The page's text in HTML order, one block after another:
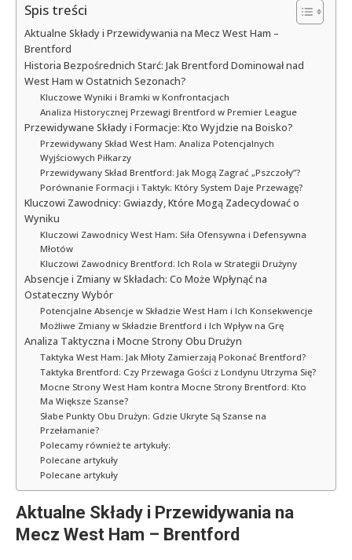
Spis treści
Aktualne Składy i Przewidywania na Mecz West Ham –
Brentford
Historia Bezpośrednich Starć: Jak Brentford Dominował nad
West Ham w Ostatnich Sezonach?
Kluczowe Wyniki i Bramki w Konfrontacjach
Analiza Historycznej Przewagi Brentford w Premier League
Przewidywane Składy i Formacje: Kto Wyjdzie na Boisko?
Przewidywany Skład West Ham: Analiza Potencjalnych
Wyjściowych Piłkarzy
Przewidywany Skład Brentford: Jak Mogą Zagrać „Pszczoły”?
Porównanie Formacji i Taktyk: Który System Daje Przewagę?
Kluczowi Zawodnicy: Gwiazdy, Które Mogą Zadecydować o
Wyniku
Kluczowi Zawodnicy West Ham: Siła Ofensywna i Defensywna
Młotów
Kluczowi Zawodnicy Brentford: Ich Rola w Strategii Drużyny
Absencje i Zmiany w Składach: Co Może Wpłynąć na
Ostateczny Wybór
Potencjalne Absencje w Składzie West Ham i Ich Konsekwencje
Możliwe Zmiany w Składzie Brentford i Ich Wpływ na Grę
Analiza Taktyczna i Mocne Strony Obu Drużyn
Taktyka West Ham: Jak Młoty Zamierzają Pokonać Brentford?
Taktyka Brentford: Czy Przewaga Gości z Londynu Utrzyma Się?
Mocne Strony West Ham kontra Mocne Strony Brentford: Kto
Ma Większe Szanse?
Słabe Punkty Obu Drużyn: Gdzie Ukryte Są Szanse na
Przełamanie?
Polecamy również te artykuły:
Polecane artykuły
Polecane artykuły
Aktualne Składy i Przewidywania na
Mecz West Ham – Brentford